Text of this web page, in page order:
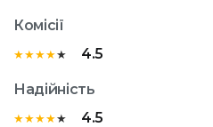
Комісії
★
★
★
★
★ 4.5
Надійність
★
★
★
★
★ 4.5